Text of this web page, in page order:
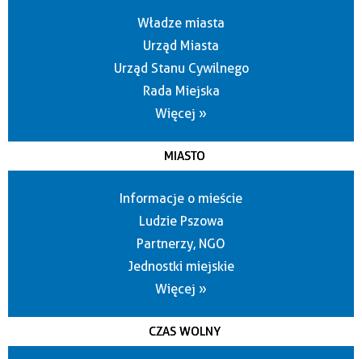
Władze miasta
Urząd Miasta
Urząd Stanu Cywilnego
Rada Miejska
Więcej »
MIASTO
Informacje o mieście
Ludzie Pszowa
Partnerzy, NGO
Jednostki miejskie
Więcej »
CZAS WOLNY